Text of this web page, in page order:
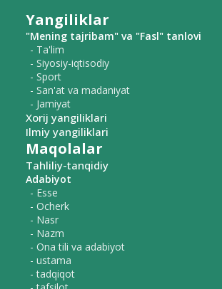
Yangiliklar
"Mening tajribam" va "Fasl" tanlovi
- Ta'lim
- Siyosiy-iqtisodiy
- Sport
- San'at va madaniyat
- Jamiyat
Xorij yangiliklari
Ilmiy yangiliklari
Maqolalar
Tahliliy-tanqidiy
Adabiyot
- Esse
- Ocherk
- Nasr
- Nazm
- Ona tili va adabiyot
- ustama
- tadqiqot